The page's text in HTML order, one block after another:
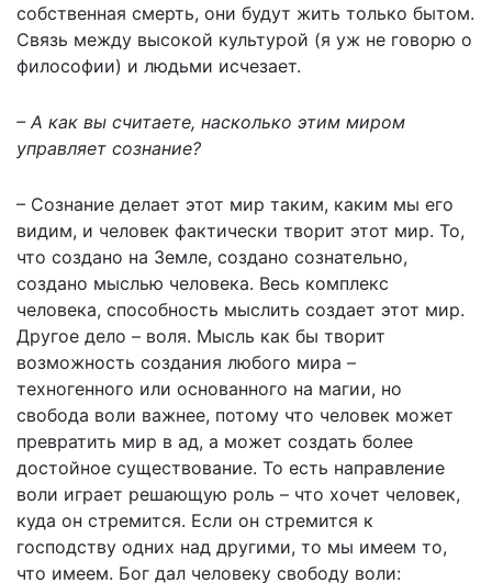
собственная смерть, они будут жить только бытом.
Связь между высокой культурой (я уж не говорю о
философии) и людьми исчезает.
– А как вы считаете, насколько этим миром
управляет сознание?
– Сознание делает этот мир таким, каким мы его
видим, и человек фактически творит этот мир. То,
что создано на Земле, создано сознательно,
создано мыслью человека. Весь комплекс
человека, способность мыслить создает этот мир.
Другое дело – воля. Мысль как бы творит
возможность создания любого мира –
техногенного или основанного на магии, но
свобода воли важнее, потому что человек может
превратить мир в ад, а может создать более
достойное существование. То есть направление
воли играет решающую роль – что хочет человек,
куда он стремится. Если он стремится к
господству одних над другими, то мы имеем то,
что имеем. Бог дал человеку свободу воли: